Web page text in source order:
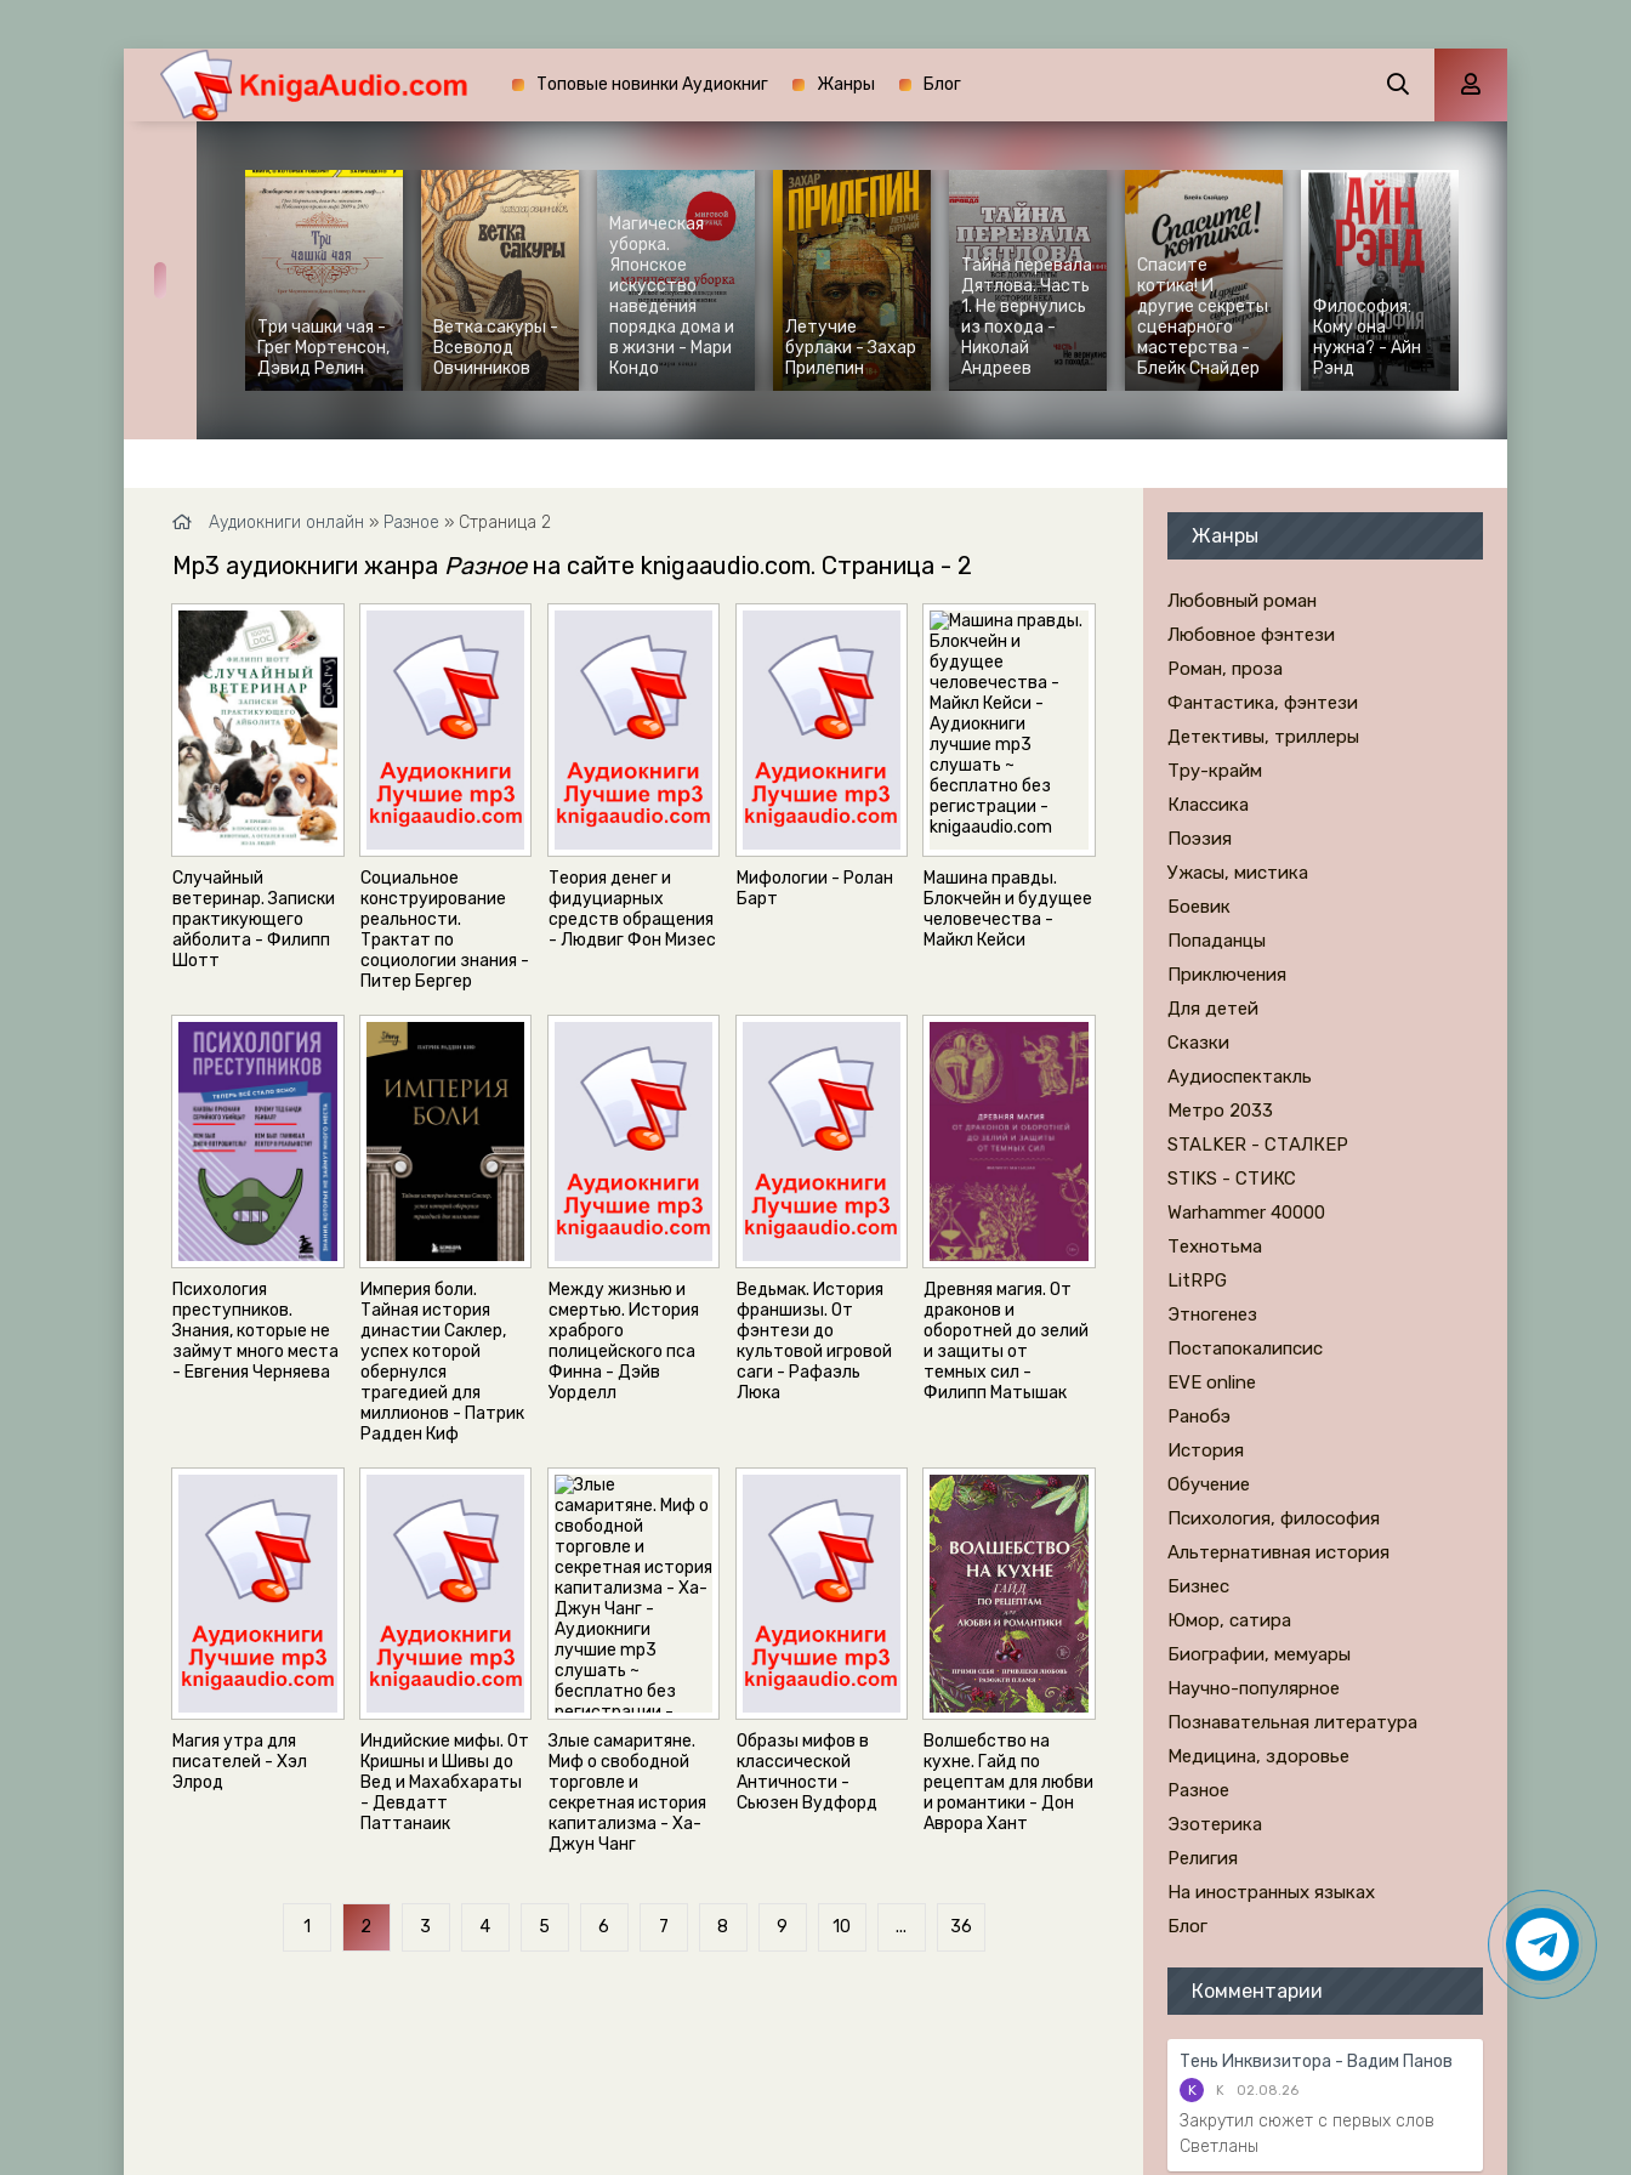
Топовые новинки Аудиокниг Жанры Блог
Три чашки чая -
Грег Мортенсон,
Дэвид Релин
Ветка сакуры -
Всеволод
Овчинников
Магическая
уборка.
Японское
искусство
наведения
порядка дома и
в жизни - Мари
Кондо
Летучие
бурлаки - Захар
Прилепин
Тайна перевала
Дятлова. Часть
1. Не вернулись
из похода -
Николай
Андреев
Спасите
котика! И
другие секреты
сценарного
мастерства -
Блейк Снайдер
Философия:
Кому она
нужна? - Айн
Рэнд
Аудиокниги онлайн » Разное » Страница 2
Mp3 аудиокниги жанра Разноена сайте knigaaudio.com. Страница - 2
Случайный
ветеринар. Записки
практикующего
айболита - Филипп
Шотт
Социальное
конструирование
реальности.
Трактат по
социологии знания -
Питер Бергер
Теория денег и
фидуциарных
средств обращения
- Людвиг Фон Мизес
Мифологии - Ролан
Барт
Машина правды.
Блокчейн и будущее
человечества -
Майкл Кейси
Психология
преступников.
Знания, которые не
займут много места
- Евгения Черняева
Империя боли.
Тайная история
династии Саклер,
успех которой
обернулся
трагедией для
миллионов - Патрик
Радден Киф
Между жизнью и
смертью. История
храброго
полицейского пса
Финна - Дэйв
Уорделл
Ведьмак. История
франшизы. От
фэнтези до
культовой игровой
саги - Рафаэль
Люка
Древняя магия. От
драконов и
оборотней до зелий
и защиты от
темных сил -
Филипп Матышак
Магия утра для
писателей - Хэл
Элрод
Индийские мифы. От
Кришны и Шивы до
Вед и Махабхараты
- Девдатт
Паттанаик
Злые самаритяне.
Миф о свободной
торговле и
секретная история
капитализма - Ха-
Джун Чанг
Образы мифов в
классической
Античности -
Сьюзен Вудфорд
Волшебство на
кухне. Гайд по
рецептам для любви
и романтики - Дон
Аврора Хант
1 2 3 4 5 6 7 8 9 10 ... 36
Жанры
Любовный роман
Любовное фэнтези
Роман, проза
Фантастика, фэнтези
Детективы, триллеры
Тру-крайм
Классика
Поэзия
Ужасы, мистика
Боевик
Попаданцы
Приключения
Для детей
Сказки
Аудиоспектакль
Метро 2033
STALKER - СТАЛКЕР
STIKS - СТИКС
Warhammer 40000
Технотьма
LitRPG
Этногенез
Постапокалипсис
EVE online
Ранобэ
История
Обучение
Психология, философия
Альтернативная история
Бизнес
Юмор, сатира
Биографии, мемуары
Научно-популярное
Познавательная литература
Медицина, здоровье
Разное
Эзотерика
Религия
На иностранных языках
Блог
Комментарии
Тень Инквизитора - Вадим Панов
K K 02.08.26
Закрутил сюжет с первых слов
Светланы